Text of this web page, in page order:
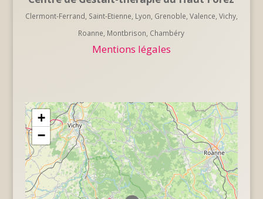
Clermont-Ferrand, Saint-Etienne, Lyon, Grenoble, Valence, Vichy,
Roanne, Montbrison, Chambéry
Mentions légales
+
−